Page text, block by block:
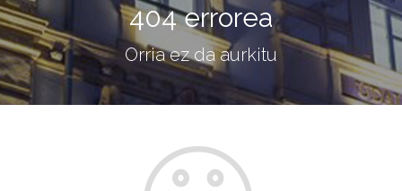
404 errorea
Orria ez da aurkitu